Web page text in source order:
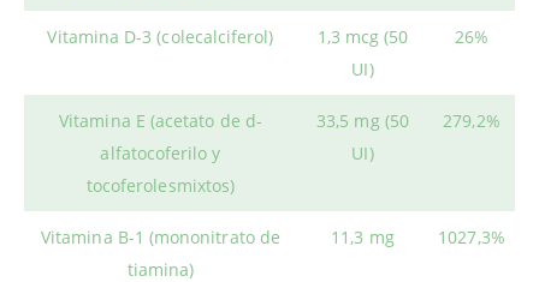
Vitamina D-3 (colecalciferol)
1,3 mcg (50
UI)
26%
Vitamina E (acetato de d-
alfatocoferilo y
tocoferolesmixtos)
33,5 mg (50
UI)
279,2%
Vitamina B-1 (mononitrato de
tiamina)
11,3 mg 1027,3%